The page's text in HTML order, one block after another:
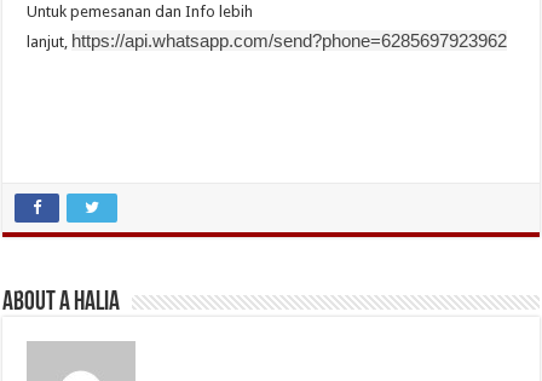
Untuk pemesanan dan Info lebih
lanjut, https://api.whatsapp.com/send?phone=6285697923962
About A Halia